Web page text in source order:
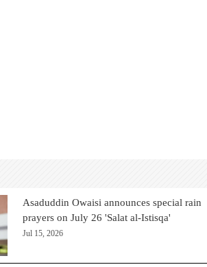
Asaduddin Owaisi announces special rain
prayers on July 26 'Salat al-Istisqa'
Jul 15, 2026